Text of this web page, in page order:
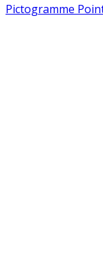
Pictogramme